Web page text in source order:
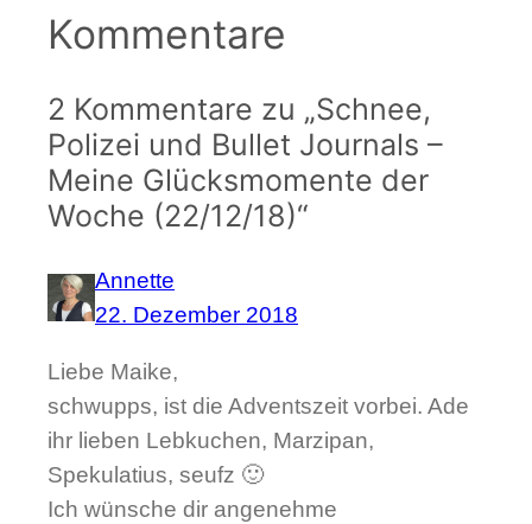
Kommentare
2 Kommentare zu „Schnee,
Polizei und Bullet Journals –
Meine Glücksmomente der
Woche (22/12/18)“
Annette
22. Dezember 2018
Liebe Maike,
schwupps, ist die Adventszeit vorbei. Ade
ihr lieben Lebkuchen, Marzipan,
Spekulatius, seufz 🙂
Ich wünsche dir angenehme